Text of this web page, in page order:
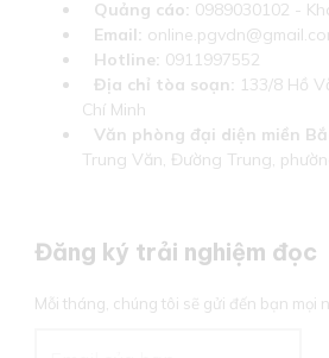
Quảng cáo: 0989030102 -
Email:
Hotline: 0911997552
Địa chỉ tòa soạn: 133/8 Hồ
Chí Minh
Văn phòng đại diện miền
Trung Văn, Đường Trung,
Đăng ký trải nghiệm đọc
Mỗi tháng, chúng tôi sẽ gửi đến bạn